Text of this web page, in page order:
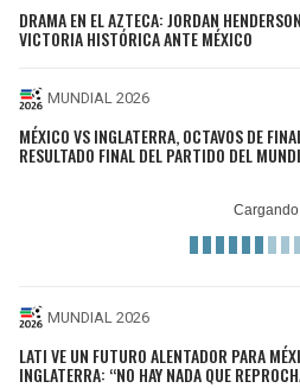
DRAMA EN EL AZTECA: JORDAN
VICTORIA HISTÓRICA ANTE MÉXICO
MUNDIAL 2026
MÉXICO VS INGLATERRA, OCTAVOS DE
RESULTADO FINAL DEL PARTIDO DEL
MUNDIAL 2026
LATI VE UN FUTURO ALENTADOR PARA
INGLATERRA: “NO HAY NADA QUE